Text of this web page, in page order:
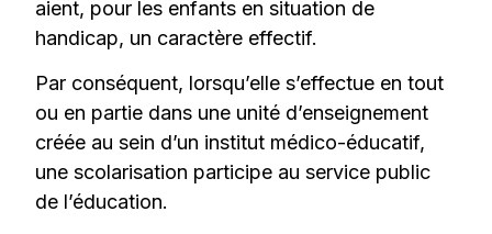
aient, pour les enfants en situation de
handicap, un caractère effectif.
Par conséquent, lorsqu’elle s’effectue en tout
ou en partie dans une unité d’enseignement
créée au sein d’un institut médico-éducatif,
une scolarisation participe au service public
de l’éducation.